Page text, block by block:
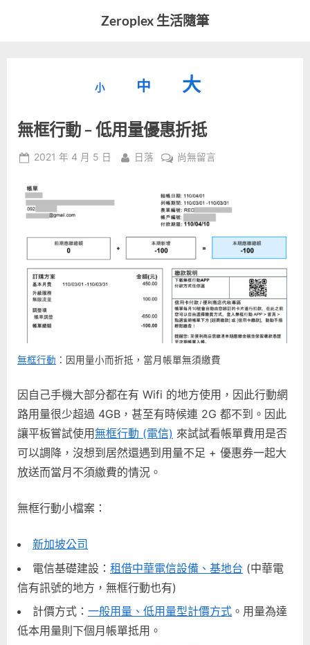
Zeroplex 生活隨筆
發
活
事
小
型
小。
中
重
字
型
小。
大
字
大
小。
無框行動 – 低用量優惠折抵
Posted
2021 年 4 月 5 日 By
日落
在
行
動
–
用
量
優
惠
折
中
尚無留言
無框行動 ：因用量小而折抵，當月帳單無須繳費
因自己手機大部分都在有 Wifi 的地方使用，因此行動網
路用量很少超過 4GB，甚至有時候連 2G 都不到。因此
讓平板嘗試使用無框行動 (電信) 來試試看帳單費用是否
可以調降，沒想到居然還遇到用量不足 + 優惠券一起大
放送而當月不須繳費的情況。
無框行動小檔案：
新加坡公司
電信基礎建設： 租借中華電信設備、基地台 (中華電
信有訊號的地方，無框行動也有)
計價方式： 一般用量、低用量型計價方式 。用量為達
低本用量則下個月帳單抵用。